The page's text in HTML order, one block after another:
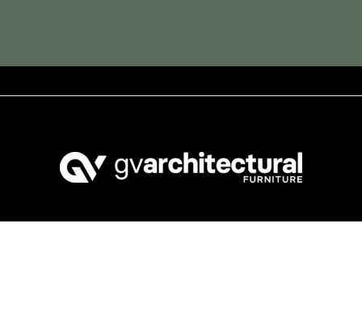
και ως κομψός χώρος εργασίας